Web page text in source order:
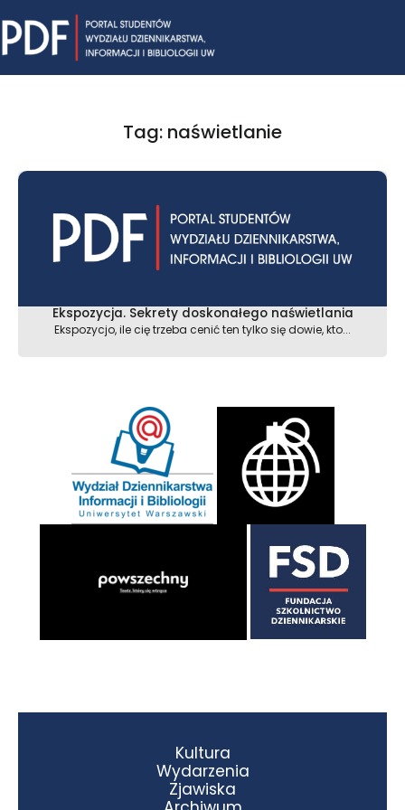
to
content
Tag: naświetlanie
Ekspozycja. Sekrety doskonałego naświetlania
Ekspozycjo, ile cię trzeba cenić ten tylko się dowie, kto...
Kultura
Wydarzenia
Zjawiska